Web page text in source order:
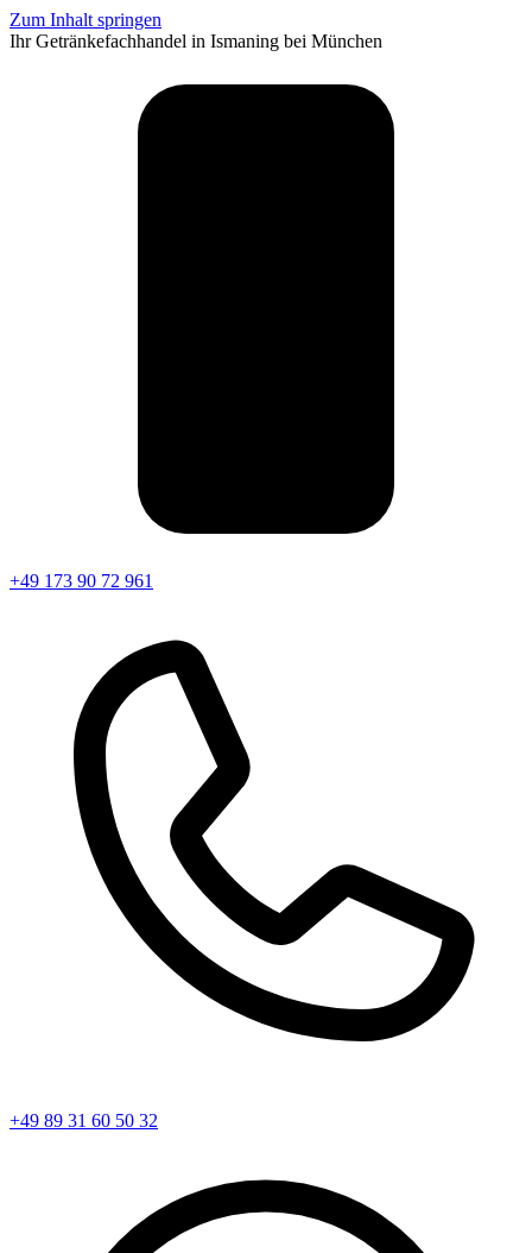
Zum Inhalt springen
Ihr Getränkefachhandel in Ismaning bei München
+49 173 90 72 961
+49 89 31 60 50 32